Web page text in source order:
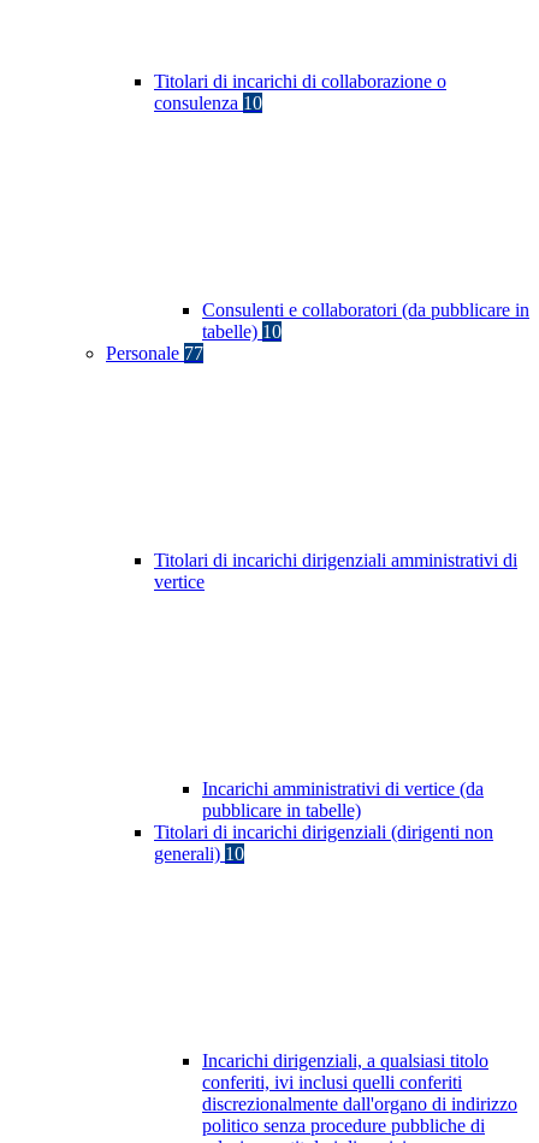
Titolari di incarichi di collaborazione o
consulenza 10
Consulenti e collaboratori (da pubblicare in
tabelle) 10
Personale 77
Titolari di incarichi dirigenziali amministrativi di
vertice
Incarichi amministrativi di vertice (da
pubblicare in tabelle)
Titolari di incarichi dirigenziali (dirigenti non
generali) 10
Incarichi dirigenziali, a qualsiasi titolo
conferiti, ivi inclusi quelli conferiti
discrezionalmente dall'organo di indirizzo
politico senza procedure pubbliche di